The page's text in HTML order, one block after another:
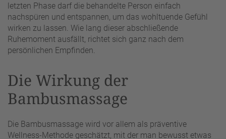
letzten Phase darf die behandelte Person einfach
nachspüren und entspannen, um das wohltuende Gefühl
wirken zu lassen. Wie lang dieser abschließende
Ruhemoment ausfällt, richtet sich ganz nach dem
persönlichen Empfinden.
Die Wirkung der
Bambusmassage
Die Bambusmassage wird vor allem als präventive
Wellness-Methode geschätzt, mit der man bewusst etwas